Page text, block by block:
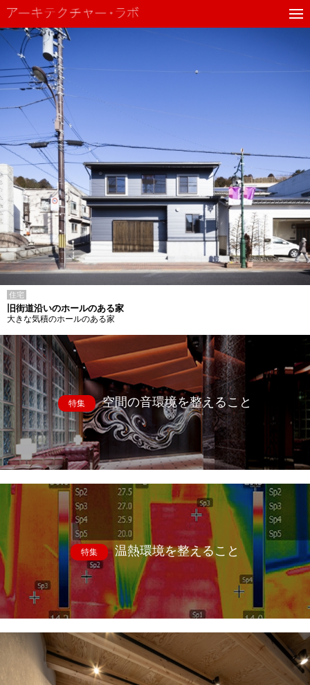
住宅
旧街道沿いのホールのある家
大きな気積のホールのある家
特集 空間の音環境を整えること
特集 温熱環境を整えること